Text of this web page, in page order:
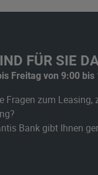
FÜR SIE
Freitag von 9:00 bis
Fragen zum
Bank gibt Ihnen